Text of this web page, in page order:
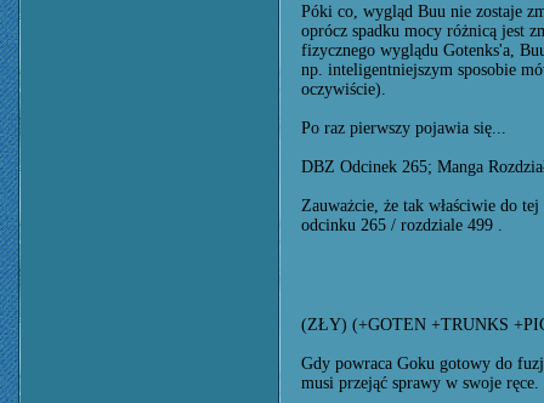
Póki co, wygląd Buu nie zostaje
oprócz spadku mocy różnicą jest
fizycznego wyglądu Gotenks'a,
np. inteligentniejszym sposobie
oczywiście).
Po raz pierwszy pojawia się...
DBZ Odcinek 265; Manga
Zauważcie, że tak właściwie do
odcinku 265 / rozdziale 499 .
(ZŁY) (+GOTEN +TRUNKS
Gdy powraca Goku gotowy do
musi przejąć sprawy w swoje